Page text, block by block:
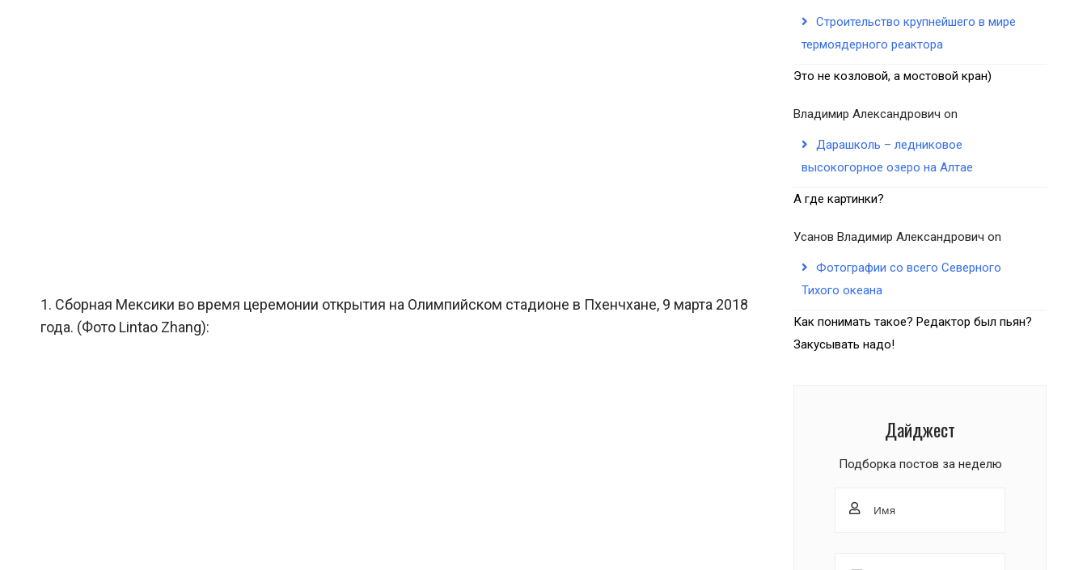
Строительство крупнейшего в мире
термоядерного реактора
Это не козловой, а мостовой кран)
Владимир Александрович on
Дарашколь – ледниковое
высокогорное озеро на Алтае
А где картинки?
Усанов Владимир Александрович on
Фотографии со всего Северного
Тихого океана
Как понимать такое? Редактор был пьян?
Закусывать надо!
Дайджест
Подборка постов за неделю
1. Сборная Мексики во время церемонии открытия на Олимпийском стадионе в Пхенчхане, 9 марта 2018
года. (Фото Lintao Zhang):